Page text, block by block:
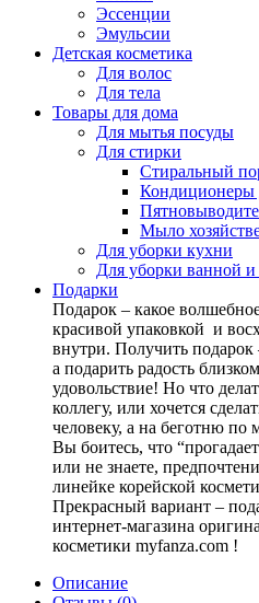
Эссенции
Эмульсии
Детская косметика
Для волос
Для тела
Товары для дома
Для мытья посуды
Для стирки
Стиральный
Кондиционеры
Мыло
Для уборки кухни
Для уборки ванной и
Подарки
Подарок – какое
красивой упаковкой и
внутри. Получить подарок
а подарить радость
удовольствие! Но что
коллегу, или хочется
человеку, а на беготню по
Вы боитесь, что
или не знаете,
линейке корейской
Прекрасный вариант –
интернет-магазина
косметики myfanza.com !
Описание